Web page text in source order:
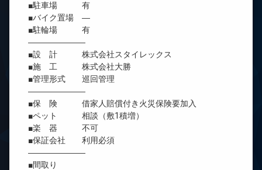
■駐車場 有
■バイク置場 ―
■駐輪場 有
―――――――
■設 計 株式会社スタイレックス
■施 工 株式会社大勝
■管理形式 巡回管理
―――――――
■保 険 借家人賠償付き火災保険要加入
■ペット 相談（敷1積増）
■楽 器 不可
■保証会社 利用必須
―――――――
■間取り